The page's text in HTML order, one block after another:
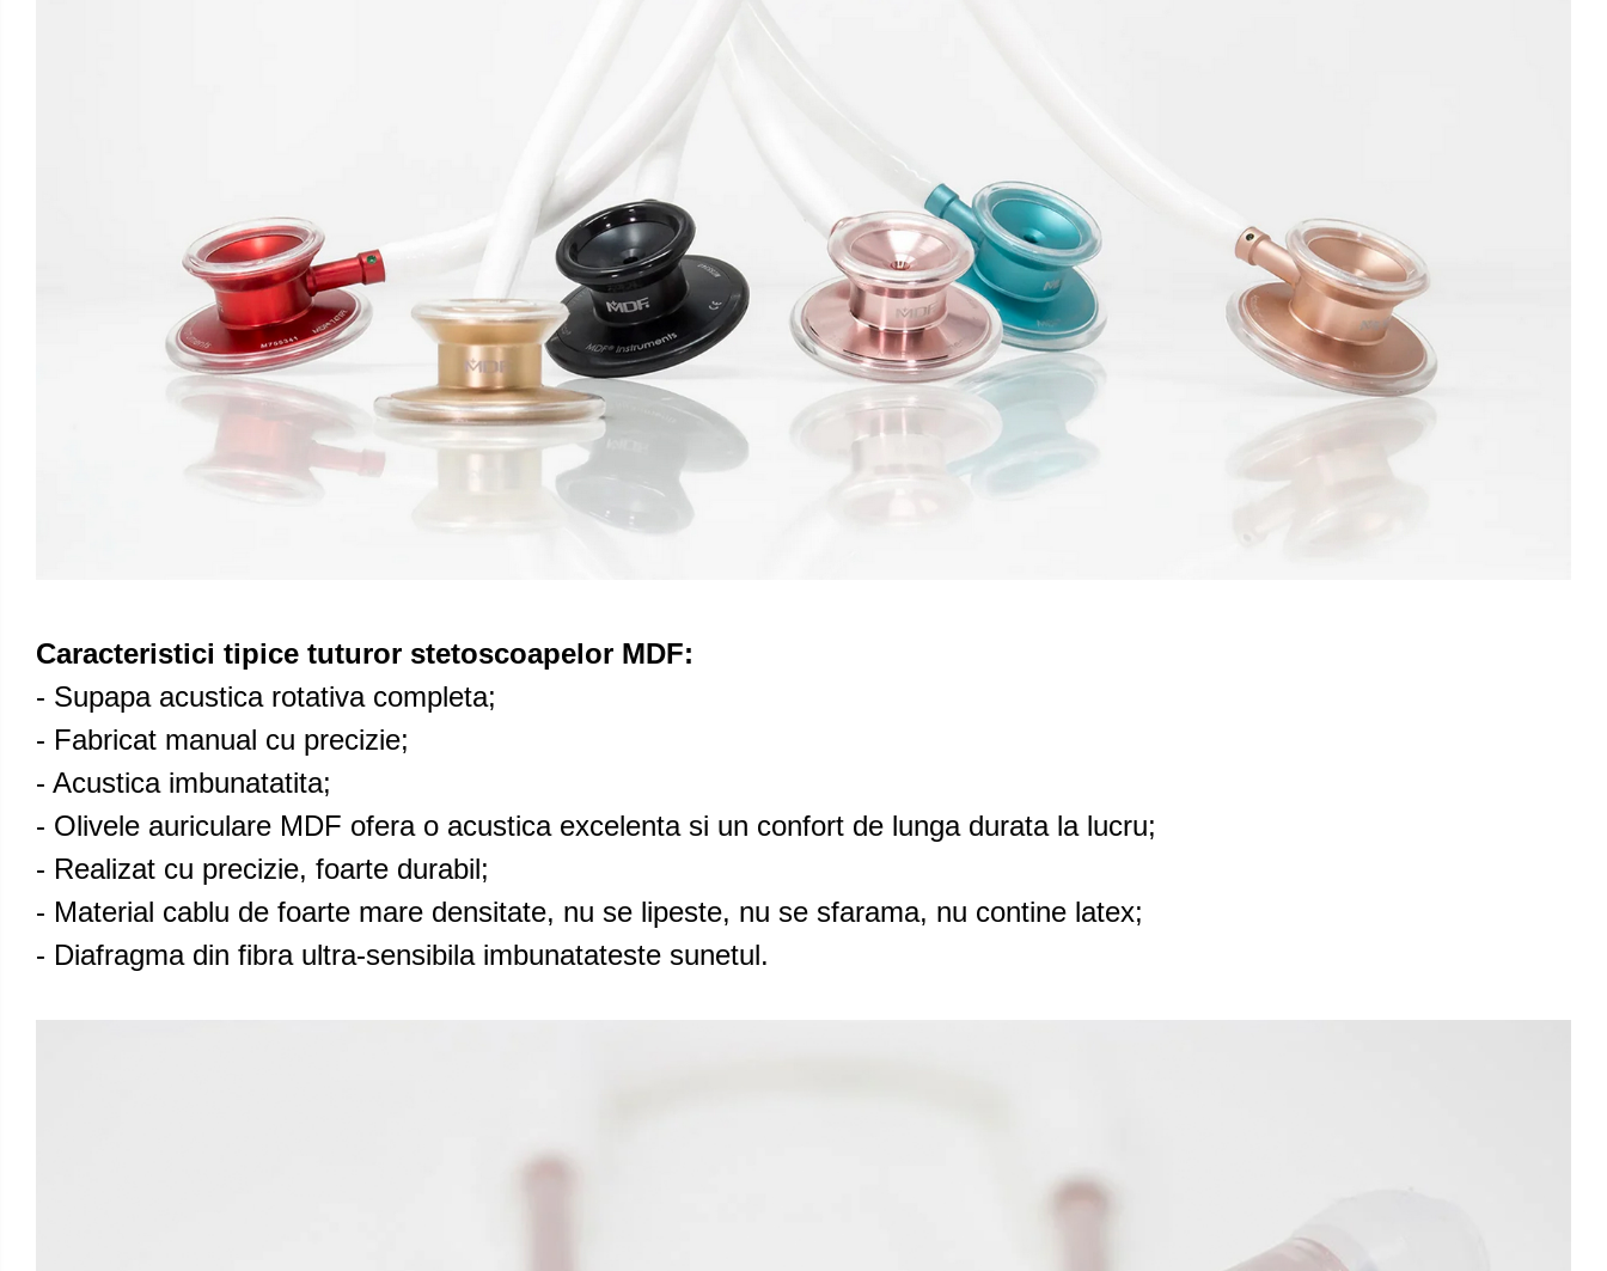
Caracteristici tipice tuturor stetoscoapelor MDF:
- Supapa acustica rotativa completa;
- Fabricat manual cu precizie;
- Acustica imbunatatita;
- Olivele auriculare MDF ofera o acustica excelenta si un confort de lunga durata la lucru;
- Realizat cu precizie, foarte durabil;
- Material cablu de foarte mare densitate, nu se lipeste, nu se sfarama, nu contine latex;
- Diafragma din fibra ultra-sensibila imbunatateste sunetul.